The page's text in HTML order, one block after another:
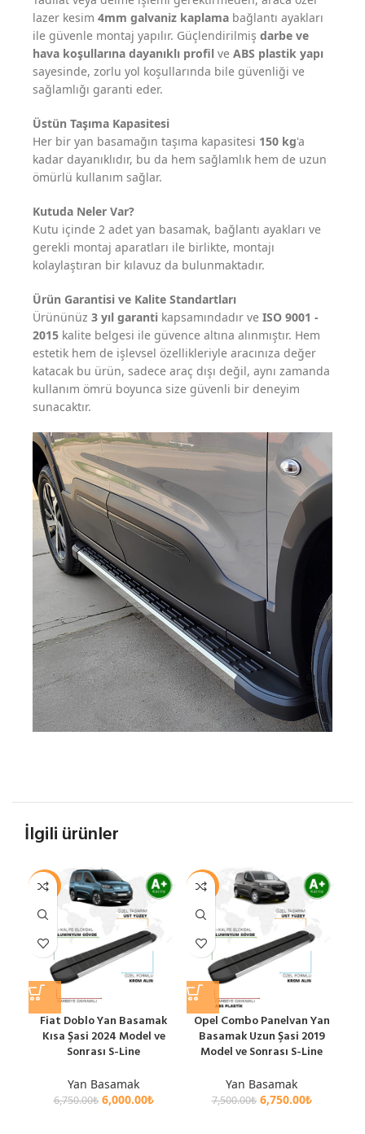
lazer kesim 4mm galvaniz kaplama bağlantı ayakları
ile güvenle montaj yapılır. Güçlendirilmiş darbe ve
hava koşullarına dayanıklı profil ve ABS plastik yapı
sayesinde, zorlu yol koşullarında bile güvenliği ve
sağlamlığı garanti eder.
Üstün Taşıma Kapasitesi
Her bir yan basamağın taşıma kapasitesi 150 kg'a
kadar dayanıklıdır, bu da hem sağlamlık hem de uzun
ömürlü kullanım sağlar.
Kutuda Neler Var?
Kutu içinde 2 adet yan basamak, bağlantı ayakları ve
gerekli montaj aparatları ile birlikte, montajı
kolaylaştıran bir kılavuz da bulunmaktadır.
Ürün Garantisi ve Kalite Standartları
Ürününüz 3 yıl garanti kapsamındadır ve ISO 9001 -
2015 kalite belgesi ile güvence altına alınmıştır. Hem
estetik hem de işlevsel özellikleriyle aracınıza değer
katacak bu ürün, sadece araç dışı değil, aynı zamanda
kullanım ömrü boyunca size güvenli bir deneyim
sunacaktır.
İlgili ürünler
-11%
Fiat Doblo Yan Basamak
Kısa Şasi 2024 Model ve
Sonrası S-Line
Yan Basamak
6,750.00₺ 6,000.00₺
-10%
Opel Combo Panelvan Yan
Basamak Uzun Şasi 2019
Model ve Sonrası S-Line
Yan Basamak
7,500.00₺ 6,750.00₺